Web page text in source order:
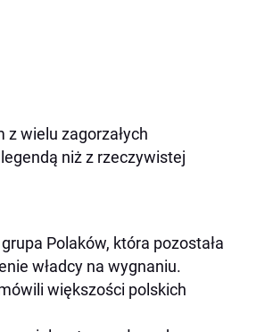
z wielu zagorzałych
niż z rzeczywistej
Polaków, która pozostała
władcy na wygnaniu.
większości polskich